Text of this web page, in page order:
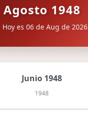
Agosto 1948
Hoy es 06 de Aug de 2026
Junio 1948
1948